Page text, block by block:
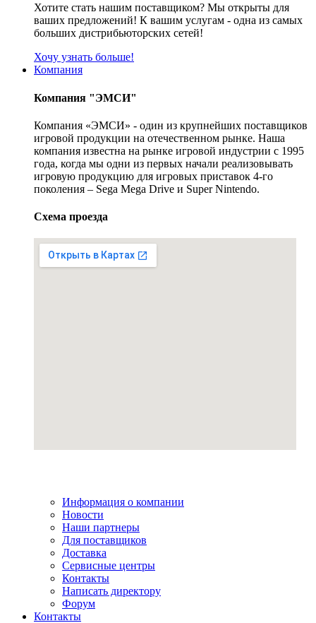
Хотите стать нашим поставщиком? Мы открыты для
ваших предложений! К вашим услугам - одна из самых
больших дистрибьюторских сетей!
Хочу узнать больше!
Компания
Компания "ЭМСИ"
Компания «ЭМСИ» - один из крупнейших поставщиков
игровой продукции на отечественном рынке. Наша
компания известна на рынке игровой индустрии с 1995
года, когда мы одни из первых начали реализовывать
игровую продукцию для игровых приставок 4-го
поколения – Sega Mega Drive и Super Nintendo.
Схема проезда
Информация о компании
Новости
Наши партнеры
Для поставщиков
Доставка
Сервисные центры
Контакты
Написать директору
Форум
Контакты